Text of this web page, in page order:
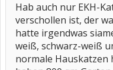
Hab auch nur EKH-
verschollen ist, der
hatte irgendwas
weiß, schwarz-weiß
normale Hauskatzen